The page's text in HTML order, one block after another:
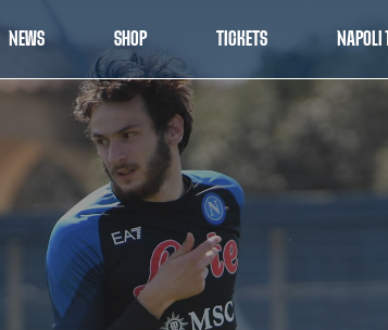
NEWS SHOP TICKETS NAPOLI